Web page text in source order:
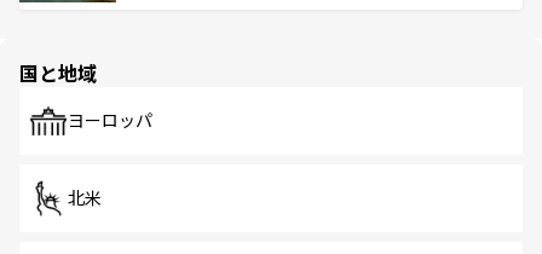
で、ホーカーズは地元の風情を楽しめる外せないスポット
国と地域
ヨーロッパ
北米